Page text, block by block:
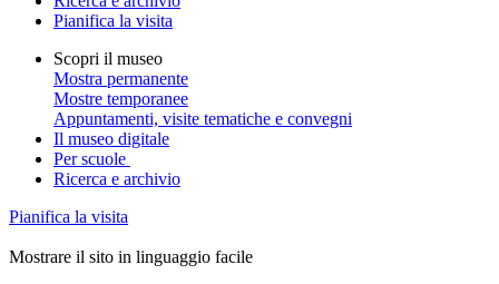
Pianifica la visita
Scopri il museo
Mostra permanente
Mostre temporanee
Appuntamenti, visite tematiche e convegni
Il museo digitale
Per scuole
Ricerca e archivio
Pianifica la visita
Mostrare il sito in linguaggio facile